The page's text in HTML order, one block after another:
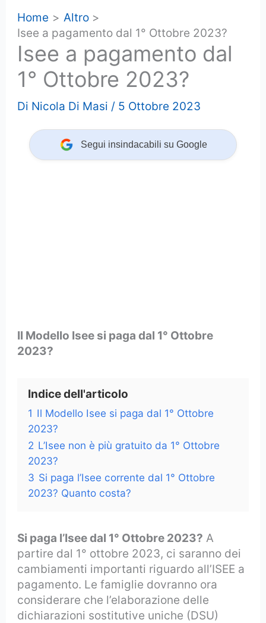
Home
Altro
Isee a pagamento dal 1° Ottobre 2023?
Isee a pagamento dal
1° Ottobre 2023?
Di Nicola Di Masi / 5 Ottobre 2023
Segui insindacabili su Google
Il Modello Isee si paga dal 1° Ottobre
2023?
Indice dell'articolo
1 Il Modello Isee si paga dal 1° Ottobre
2023?
2 L’Isee non è più gratuito da 1° Ottobre
2023?
3 Si paga l’Isee corrente dal 1° Ottobre
2023? Quanto costa?
Si paga l’Isee dal 1° Ottobre 2023? A
partire dal 1° ottobre 2023, ci saranno dei
cambiamenti importanti riguardo all’ISEE a
pagamento. Le famiglie dovranno ora
considerare che l’elaborazione delle
dichiarazioni sostitutive uniche (DSU)